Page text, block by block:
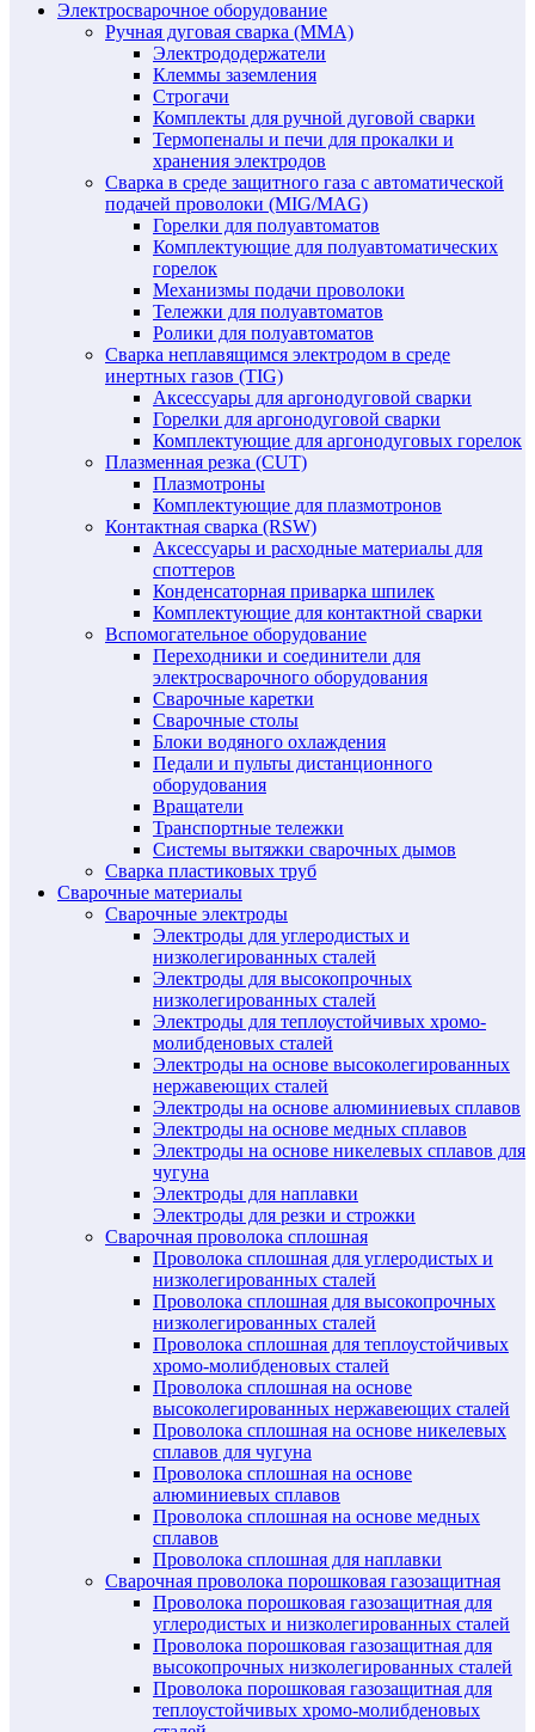
Электросварочное оборудование
Ручная дуговая сварка (MMA)
Электрододержатели
Клеммы заземления
Строгачи
Комплекты для ручной дуговой сварки
Термопеналы и печи для прокалки и
хранения электродов
Сварка в среде защитного газа с автоматической
подачей проволоки (MIG/MAG)
Горелки для полуавтоматов
Комплектующие для полуавтоматических
горелок
Механизмы подачи проволоки
Тележки для полуавтоматов
Ролики для полуавтоматов
Сварка неплавящимся электродом в среде
инертных газов (TIG)
Аксессуары для аргонодуговой сварки
Горелки для аргонодуговой сварки
Комплектующие для аргонодуговых горелок
Плазменная резка (CUT)
Плазмотроны
Комплектующие для плазмотронов
Контактная сварка (RSW)
Аксессуары и расходные материалы для
споттеров
Конденсаторная приварка шпилек
Комплектующие для контактной сварки
Вспомогательное оборудование
Переходники и соединители для
электросварочного оборудования
Сварочные каретки
Сварочные столы
Блоки водяного охлаждения
Педали и пульты дистанционного
оборудования
Вращатели
Транспортные тележки
Системы вытяжки сварочных дымов
Сварка пластиковых труб
Сварочные материалы
Сварочные электроды
Электроды для углеродистых и
низколегированных сталей
Электроды для высокопрочных
низколегированных сталей
Электроды для теплоустойчивых хромо-
молибденовых сталей
Электроды на основе высоколегированных
нержавеющих сталей
Электроды на основе алюминиевых сплавов
Электроды на основе медных сплавов
Электроды на основе никелевых сплавов для
чугуна
Электроды для наплавки
Электроды для резки и строжки
Сварочная проволока сплошная
Проволока сплошная для углеродистых и
низколегированных сталей
Проволока сплошная для высокопрочных
низколегированных сталей
Проволока сплошная для теплоустойчивых
хромо-молибденовых сталей
Проволока сплошная на основе
высоколегированных нержавеющих сталей
Проволока сплошная на основе никелевых
сплавов для чугуна
Проволока сплошная на основе
алюминиевых сплавов
Проволока сплошная на основе медных
сплавов
Проволока сплошная для наплавки
Сварочная проволока порошковая газозащитная
Проволока порошковая газозащитная для
углеродистых и низколегированных сталей
Проволока порошковая газозащитная для
высокопрочных низколегированных сталей
Проволока порошковая газозащитная для
теплоустойчивых хромо-молибденовых